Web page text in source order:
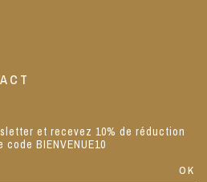
et recevez 10% de réduction
BIENVENUE10